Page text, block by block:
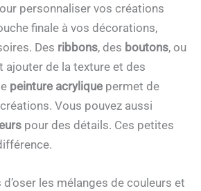
personnaliser vos créations
finale à vos décorations,
Des ribbons, des boutons, ou
ajouter de la texture et des
peinture acrylique permet de
Vous pouvez aussi
pour des détails. Ces petites
d’oser les mélanges de couleurs et